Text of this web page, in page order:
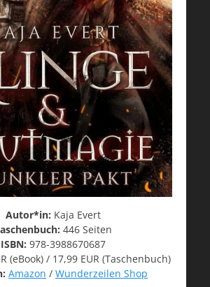
Autor*in: Kaja Evert
446 Seiten
ISBN: 978-3988670687
(eBook) / 17,99 EUR (Taschenbuch)
Amazon / Wunderzeilen Shop